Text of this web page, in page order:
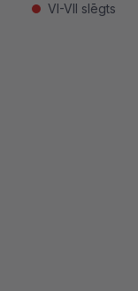
VI-VII slēgts